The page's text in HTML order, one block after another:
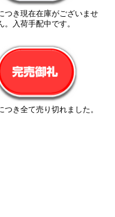
つき現在在庫がございませ
。入荷手配中です。
つき全て売り切れました。